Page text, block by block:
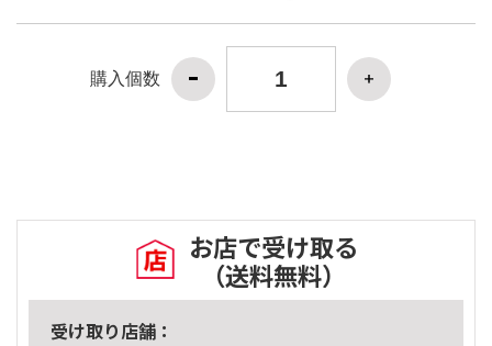
購入個数
お店で受け取る
（送料無料）
受け取り店舗：